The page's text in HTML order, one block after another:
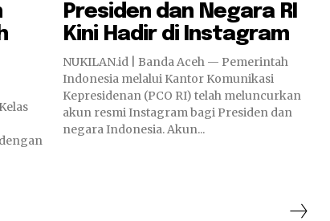
Presiden dan Negara RI
Kini Hadir di Instagram
NUKILAN.id | Banda Aceh — Pemerintah
Indonesia melalui Kantor Komunikasi
Kepresidenan (PCO RI) telah meluncurkan
akun resmi Instagram bagi Presiden dan
negara Indonesia. Akun...